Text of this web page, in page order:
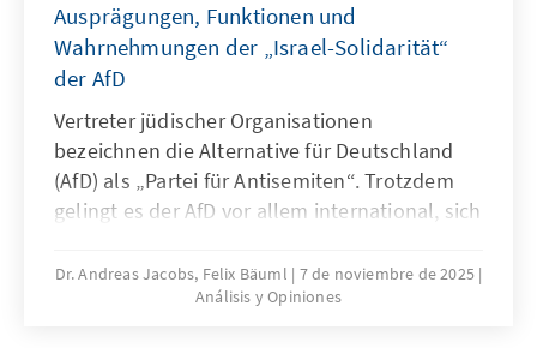
Ausprägungen, Funktionen und
Wahrnehmungen der „Israel-Solidarität“
der AfD
Vertreter jüdischer Organisationen
bezeichnen die Alternative für Deutschland
(AfD) als „Partei für Antisemiten“. Trotzdem
gelingt es der AfD vor allem international, sich
als Beschützerin jüdischen Lebens in
Deutschland zu positionieren. Diese
Dr. Andreas Jacobs, Felix Bäuml
7 de noviembre de 2025
Análisis y Opiniones